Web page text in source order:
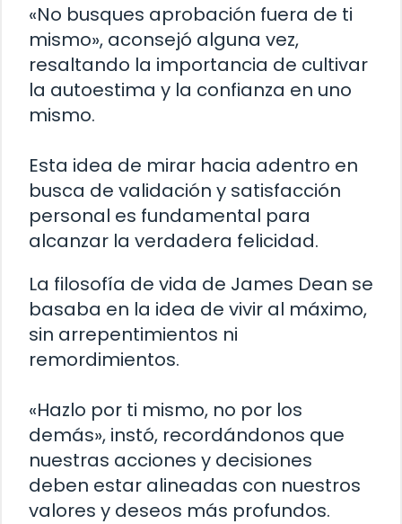
«No busques aprobación fuera de ti
mismo», aconsejó alguna vez,
resaltando la importancia de cultivar
la autoestima y la confianza en uno
mismo.
Esta idea de mirar hacia adentro en
busca de validación y satisfacción
personal es fundamental para
alcanzar la verdadera felicidad.
La filosofía de vida de James Dean se
basaba en la idea de vivir al máximo,
sin arrepentimientos ni
remordimientos.
«Hazlo por ti mismo, no por los
demás», instó, recordándonos que
nuestras acciones y decisiones
deben estar alineadas con nuestros
valores y deseos más profundos.